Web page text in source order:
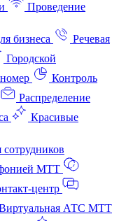
Проведение
бизнеса
Речевая
Городской
Контроль
Распределение
Красивые
сотрудников
МТТ
АТС МТТ